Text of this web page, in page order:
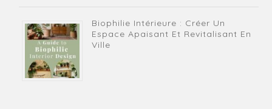
Biophilie Intérieure : Créer Un
Espace Apaisant Et Revitalisant En
Ville